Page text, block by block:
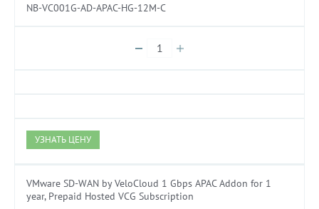
NB-VC001G-AD-APAC-HG-12M-C
УЗНАТЬ ЦЕНУ
VMware SD-WAN by VeloCloud 1 Gbps APAC Addon for 1
year, Prepaid Hosted VCG Subscription